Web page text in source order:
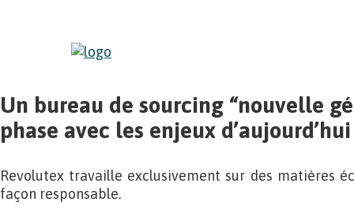
Un bureau de sourcing “nouvelle
phase avec les enjeux
Revolutex travaille exclusivement sur des matières
façon responsable.